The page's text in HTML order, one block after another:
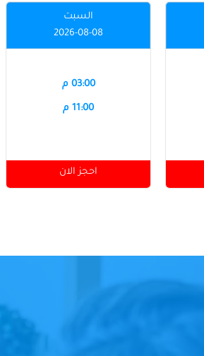
السبت
2026-08-08
03:00 م
11:00 م
احجز الان